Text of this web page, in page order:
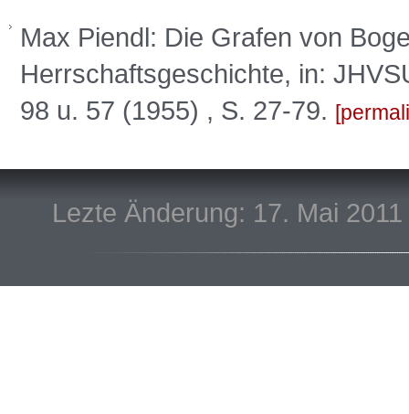
Max Piendl: Die Grafen von
Herrschaftsgeschichte, in:
98 u. 57 (1955) , S. 27-79.
Lezte Änderung: 17. Mai